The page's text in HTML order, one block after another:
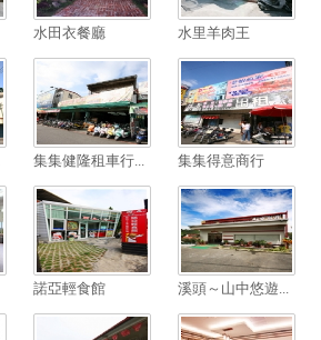
水田衣餐廳 水里羊肉王
集集健隆租車行... 集集得意商行
諾亞輕食館 溪頭～山中悠遊...